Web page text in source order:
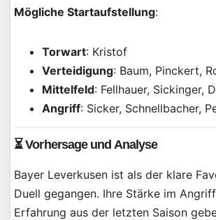
Mögliche Startaufstellung:
Torwart: Kristof
Verteidigung: Baum, Pinckert,
Mittelfeld: Fellhauer, Sickinger,
Angriff: Sicker, Schnellbacher,
⏳ Vorhersage und Analyse
Bayer Leverkusen ist als der klare
Duell gegangen. Ihre Stärke im
Erfahrung aus der letzten Saison